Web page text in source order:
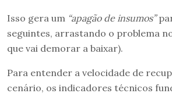
Isso gera um “apagão de insumos”
seguintes, arrastando o problema
que vai demorar a baixar).
Para entender a velocidade de
cenário, os indicadores técnicos